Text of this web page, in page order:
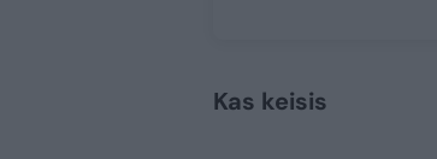
Kas keisis